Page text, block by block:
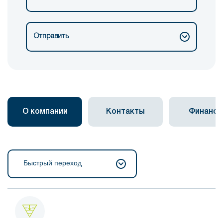
Отправить
О компании Контакты Финансы
Быстрый переход